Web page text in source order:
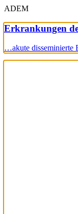
ADEM
Erkrankungen
…akute disseminierte